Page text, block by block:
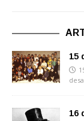
15
16